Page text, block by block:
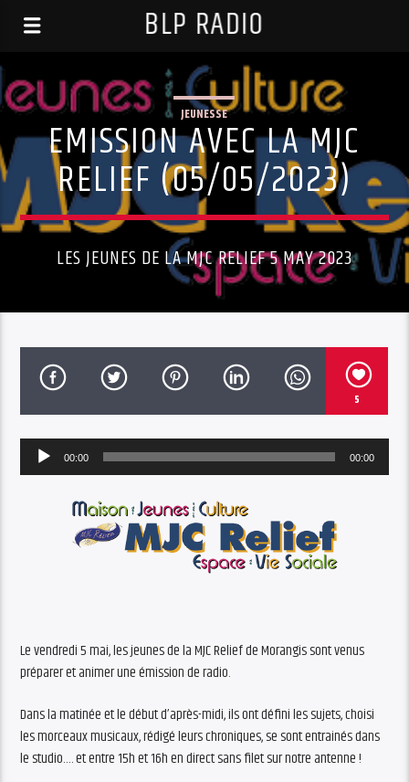
BLP RADIO
JEUNESSE
EMISSION AVEC LA MJC
RELIEF (05/05/2023)
LES JEUNES DE LA MJC RELIEF 5 MAY 2023
5
Audio
Player
00:00 00:00
Le vendredi 5 mai, les jeunes de la MJC Relief de Morangis sont venus
préparer et animer une émission de radio.
Dans la matinée et le début d’après-midi, ils ont défini les sujets, choisi
les morceaux musicaux, rédigé leurs chroniques, se sont entrainés dans
le studio…. et entre 15h et 16h en direct sans filet sur notre antenne !